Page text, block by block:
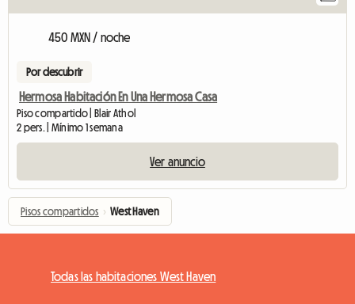
450 MXN / noche
Por descubrir
Hermosa Habitación En Una Hermosa Casa
Piso compartido | Blair Athol
2 pers. | Mínimo 1 semana
Ver anuncio
Pisos compartidos › West Haven
Todas las habitaciones West Haven